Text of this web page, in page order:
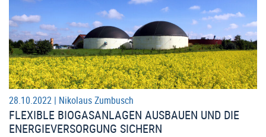
28.10.2022 | Nikolaus Zumbusch
FLEXIBLE BIOGASANLAGEN AUSBAUEN UND DIE
ENERGIEVERSORGUNG SICHERN